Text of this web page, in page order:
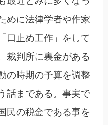
めに法律学者や作家
口止め工作」をして
裁判所に裏金がある
の時期の予算を調整
話まである。事実で
民の税金である事を